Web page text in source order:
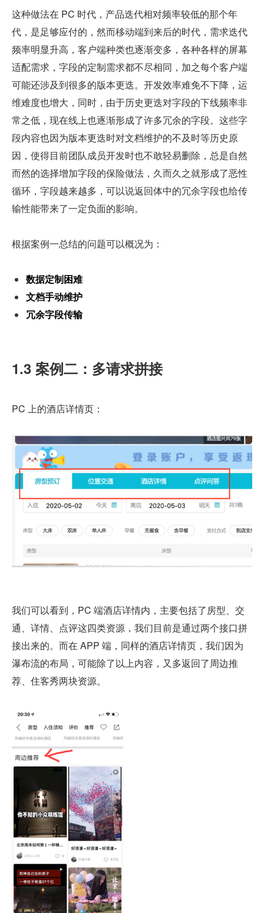
这种做法在 PC 时代，产品迭代相对频率较低的那个年
代，是足够应付的，然而移动端到来后的时代，需求迭代
频率明显升高，客户端种类也逐渐变多，各种各样的屏幕
适配需求，字段的定制需求都不尽相同，加之每个客户端
可能还涉及到很多的版本更迭。开发效率难免不下降，运
维难度也增大，同时，由于历史更迭对字段的下线频率非
常之低，现在线上也逐渐形成了许多冗余的字段。这些字
段内容也因为版本更迭时对文档维护的不及时等历史原
因，使得目前团队成员开发时也不敢轻易删除，总是自然
而然的选择增加字段的保险做法，久而久之就形成了恶性
循环，字段越来越多，可以说返回体中的冗余字段也给传
输性能带来了一定负面的影响。
根据案例一总结的问题可以概况为：
数据定制困难
文档手动维护
冗余字段传输
1.3 案例二：多请求拼接
PC 上的酒店详情页：
我们可以看到，PC 端酒店详情内，主要包括了房型、交
通、详情、点评这四类资源，我们目前是通过两个接口拼
接出来的。而在 APP 端，同样的酒店详情页，我们因为
瀑布流的布局，可能除了以上内容，又多返回了周边推
荐、住客秀两块资源。